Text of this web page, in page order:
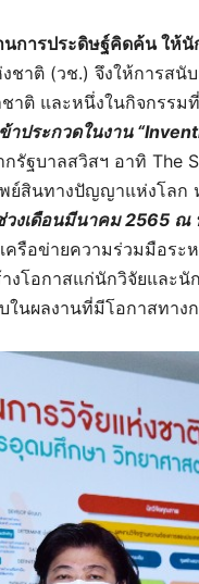
การประดิษฐ์คิดค้น ให้
ชาติ (วช.) จึงให้การสนั
าติ และหนึ่งในกิจกรรม
ประกวดในงาน
รัฐบาลสวิสฯ อาทิ The
ย์สินทางปัญญาแห่งโลก
งเดือนมีนาคม 2565 ณ
รือข่ายความร่วมมือระ
งโอกาสแก่นักวิจัยและ
นผลงานที่มีโอกาสทา